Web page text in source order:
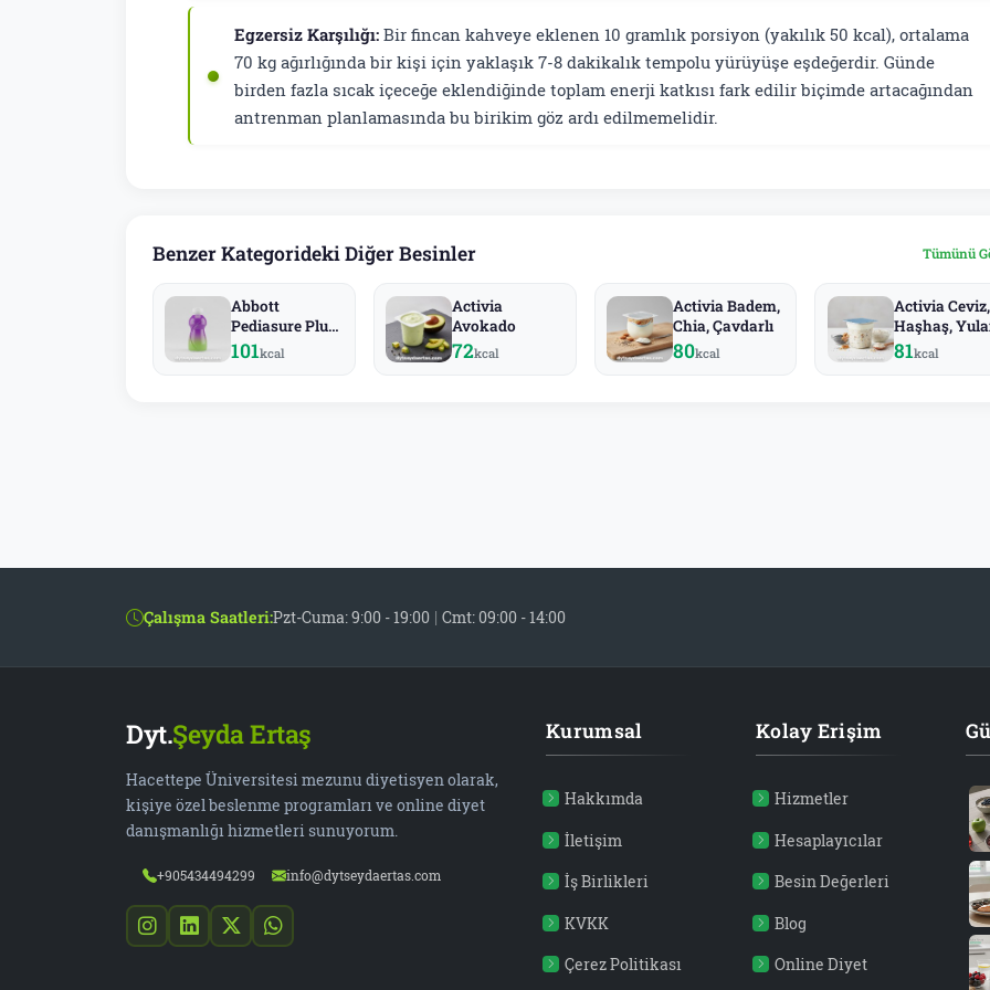
Egzersiz Karşılığı: Bir fincan kahveye eklenen 10 gramlık porsiyon (yakılık 50 kcal), ortalama
70 kg ağırlığında bir kişi için yaklaşık 7-8 dakikalık tempolu yürüyüşe eşdeğerdir. Günde
birden fazla sıcak içeceğe eklendiğinde toplam enerji katkısı fark edilir biçimde artacağından
antrenman planlamasında bu birikim göz ardı edilmemelidir.
Benzer Kategorideki Diğer Besinler Tümünü
Abbott
Pediasure Plus
Fiber
101kcal
Activia
Avokado
72kcal
Activia Badem,
Chia, Çavdarlı
80kcal
Activia Ceviz,
Haşhaş,
81kcal
Çalışma Saatleri:Pzt-Cuma: 9:00 - 19:00 | Cmt: 09:00 - 14:00
Dyt.Şeyda Ertaş
Hacettepe Üniversitesi mezunu diyetisyen olarak,
kişiye özel beslenme programları ve online diyet
danışmanlığı hizmetleri sunuyorum.
+905434494299 info@dytseydaertas.com
Kurumsal
Hakkımda
İletişim
İş Birlikleri
KVKK
Çerez Politikası
Kolay Erişim
Hizmetler
Hesaplayıcılar
Besin Değerleri
Blog
Online Diyet